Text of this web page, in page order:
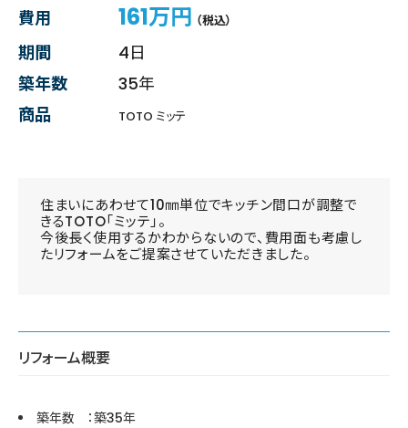
費用 161万円 （税込）
期間
4日
築年数
35年
商品
TOTO ミッテ
住まいにあわせて10㎜単位でキッチン間口が調整で
きるTOTO「ミッテ」。
今後長く使用するかわからないので、費用面も考慮し
たリフォームをご提案させていただきました。
リフォーム概要
築年数 ：築35年